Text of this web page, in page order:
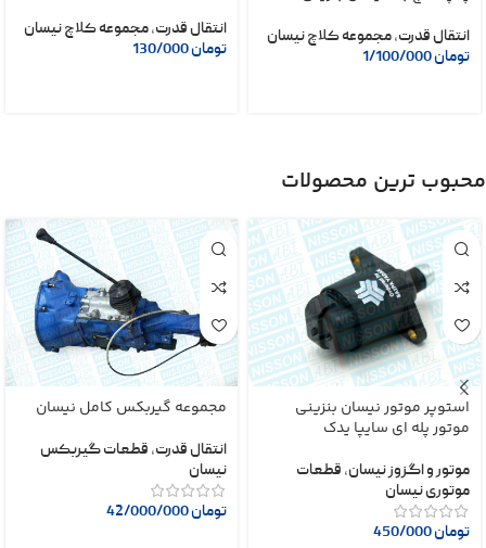
انتقال قدرت,مجموعه کلاچ نیسان
تومان
انتقال قدرت,مجموعه کلاچ نیسان
تومان
محبوب ترین محصولات
استوپر موتور نیسان بنزینی
موتور پله ای سایپا یدک
موتور و اگزوز نیسان, قطعات
موتوری نیسان
تومان
مجموعه گیربکس کامل نیسان
انتقال قدرت, قطعات گیربکس
نیسان
تومان